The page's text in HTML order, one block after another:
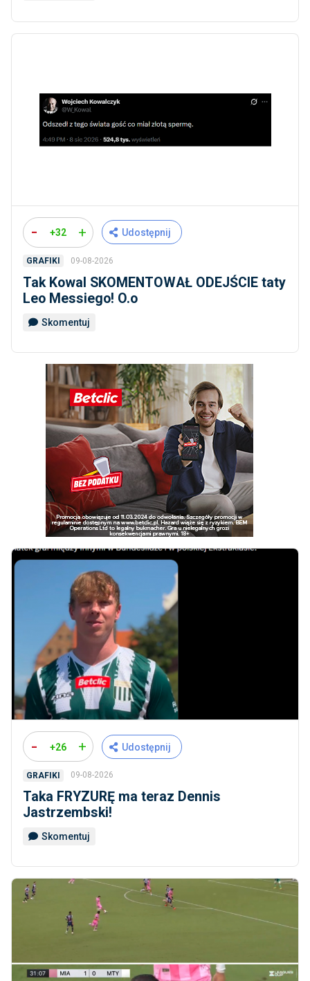
- +32 + Udostępnij
GRAFIKI 09-08-2026
Tak Kowal SKOMENTOWAŁ ODEJŚCIE taty
Leo Messiego! O.o
Skomentuj
- +26 + Udostępnij
GRAFIKI 09-08-2026
Taka FRYZURĘ ma teraz Dennis
Jastrzembski!
Skomentuj